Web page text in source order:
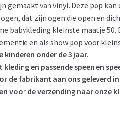
gemaakt van vinyl. Deze pop
dat zijn ogen die open en
babykleding kleinste maatje 50.
en als show pop voor
kinderen onder de 3 jaar.
en passende speen en
de fabrikant aan ons geleverd
voor de verzending naar onze